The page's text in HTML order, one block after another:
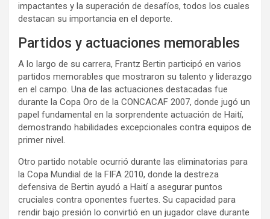
impactantes y la superación de desafíos, todos los cuales
destacan su importancia en el deporte.
Partidos y actuaciones memorables
A lo largo de su carrera, Frantz Bertin participó en varios
partidos memorables que mostraron su talento y liderazgo
en el campo. Una de las actuaciones destacadas fue
durante la Copa Oro de la CONCACAF 2007, donde jugó un
papel fundamental en la sorprendente actuación de Haití,
demostrando habilidades excepcionales contra equipos de
primer nivel.
Otro partido notable ocurrió durante las eliminatorias para
la Copa Mundial de la FIFA 2010, donde la destreza
defensiva de Bertin ayudó a Haití a asegurar puntos
cruciales contra oponentes fuertes. Su capacidad para
rendir bajo presión lo convirtió en un jugador clave durante